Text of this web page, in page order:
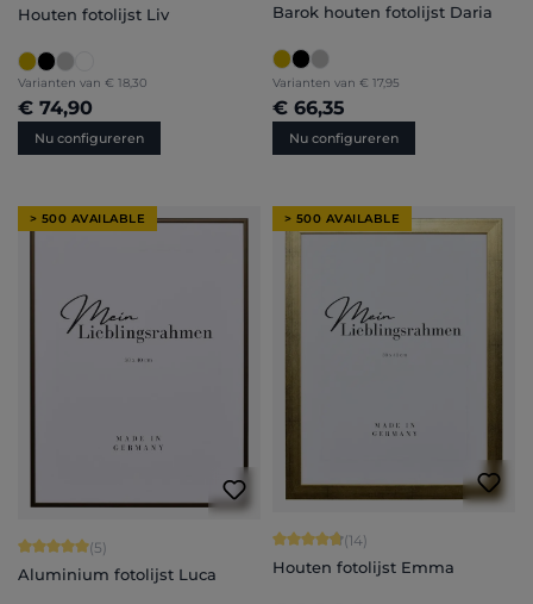
Houten fotolijst Liv
Varianten van € 18,30
€ 74,90
Nu configureren
Barok houten fotolijst Daria
Varianten van € 17,95
€ 66,35
Nu configureren
> 500 AVAILABLE
Gemiddelde waardering van 5 van 5 sterren
(5)
Aluminium fotolijst Luca
> 500 AVAILABLE
Gemiddelde waardering van 4.86
(14)
Houten fotolijst Emma